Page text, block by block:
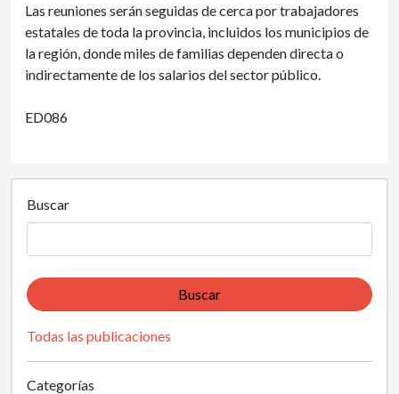
Las reuniones serán seguidas de cerca por trabajadores
estatales de toda la provincia, incluidos los municipios de
la región, donde miles de familias dependen directa o
indirectamente de los salarios del sector público.
ED086
Buscar
Buscar
Todas las publicaciones
Categorías